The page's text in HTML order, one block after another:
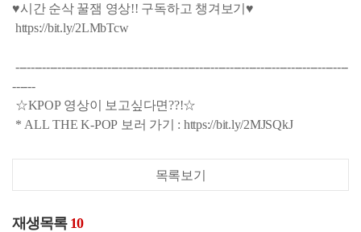
♥시간 순삭 꿀잼 영상!! 구독하고 챙겨보기♥
https://bit.ly/2LMbTcw​
---------------------------------------------------------------------------------------
------
☆KPOP 영상이 보고싶다면??!☆
* ALL THE K-POP 보러 가기 : https://bit.ly/2MJSQkJ
목록보기
재생목록 10